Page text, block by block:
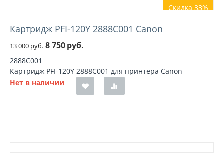
Скидка 33%
Картридж PFI-120Y 2888C001 Canon
13 000руб. 8 750руб.
2888C001
Картридж PFI-120Y 2888C001 для принтера Canon
Нет в наличии